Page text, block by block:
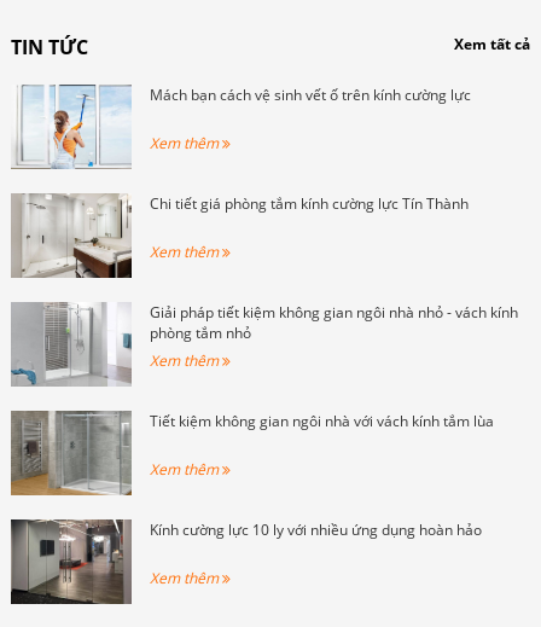
TIN TỨC Xem tất cả
Mách bạn cách vệ sinh vết ố trên kính cường lực
Xem thêm
Chi tiết giá phòng tắm kính cường lực Tín Thành
Xem thêm
Giải pháp tiết kiệm không gian ngôi nhà nhỏ - vách kính
phòng tắm nhỏ
Xem thêm
Tiết kiệm không gian ngôi nhà với vách kính tắm lùa
Xem thêm
Kính cường lực 10 ly với nhiều ứng dụng hoàn hảo
Xem thêm